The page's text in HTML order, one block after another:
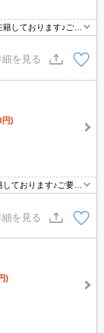
しております♪ご要
クレジット支払可
度も来店せずとも
る物件も全てご紹介
けください★
細を見る
円)
ております♪ご要望
クレジット支払可
度も来店せずとも
る物件も全てご紹介
ください★ペット
細を見る
)